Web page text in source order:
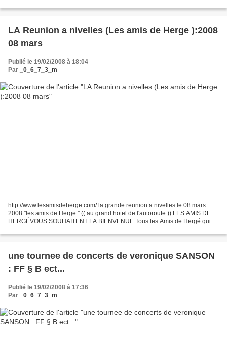
LA Reunion a nivelles (Les amis de Herge ):2008
08 mars
Publié le 19/02/2008 à 18:04
Par
_0_6_7_3_m
http://www.lesamisdeherge.com/ la grande reunion a nivelles le 08 mars
2008 ''les amis de Herge '' (( au grand hotel de l'autoroute )) LES AMIS DE
HERGÉVOUS SOUHAITENT LA BIENVENUE Tous les Amis de Hergé qui le
une tournee de concerts de veronique SANSON
: FF § B ect...
Publié le 19/02/2008 à 17:36
Par
_0_6_7_3_m